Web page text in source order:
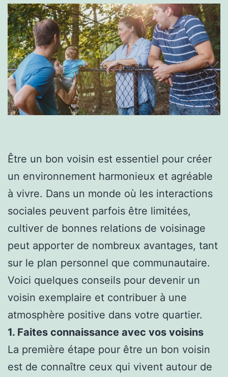
Être un bon voisin est essentiel pour créer
un environnement harmonieux et agréable
à vivre. Dans un monde où les interactions
sociales peuvent parfois être limitées,
cultiver de bonnes relations de voisinage
peut apporter de nombreux avantages, tant
sur le plan personnel que communautaire.
Voici quelques conseils pour devenir un
voisin exemplaire et contribuer à une
atmosphère positive dans votre quartier.
1. Faites connaissance avec vos voisins
La première étape pour être un bon voisin
est de connaître ceux qui vivent autour de